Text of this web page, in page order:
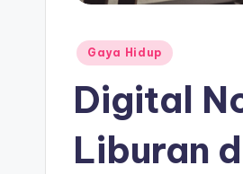
Posted
Gaya Hidup
Digital
Liburan